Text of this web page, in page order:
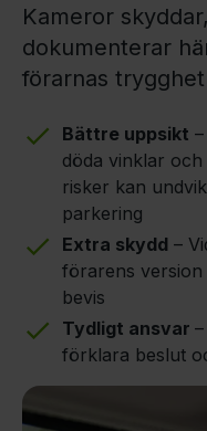
Kameror
dokumenterar
förarnas
Bättre uppsikt
döda vinklar
risker kan
parkering
Extra skydd –
förarens
bevis
Tydligt ansvar
förklara beslut